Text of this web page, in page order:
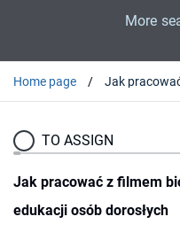
More
Home page
TO ASSIGN
Jak pracować z filmem
edukacji osób dorosłych